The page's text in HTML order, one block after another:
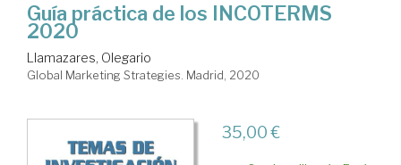
Guía práctica de los INCOTERMS
2020
Llamazares, Olegario
Global Marketing Strategies. Madrid, 2020
35,00 €